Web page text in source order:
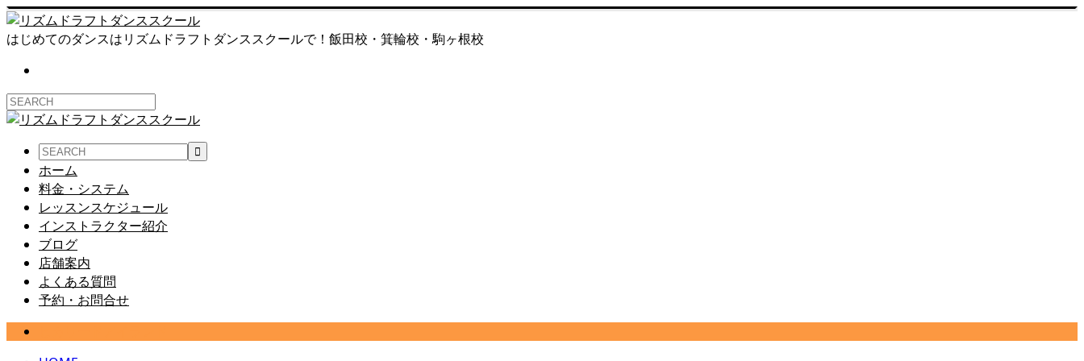
はじめてのダンスはリズムドラフトダンススクールで！飯田校・箕輪校・駒ヶ根校
ホーム
料金・システム
レッスンスケジュール
インストラクター紹介
ブログ
店舗案内
よくある質問
予約・お問合せ